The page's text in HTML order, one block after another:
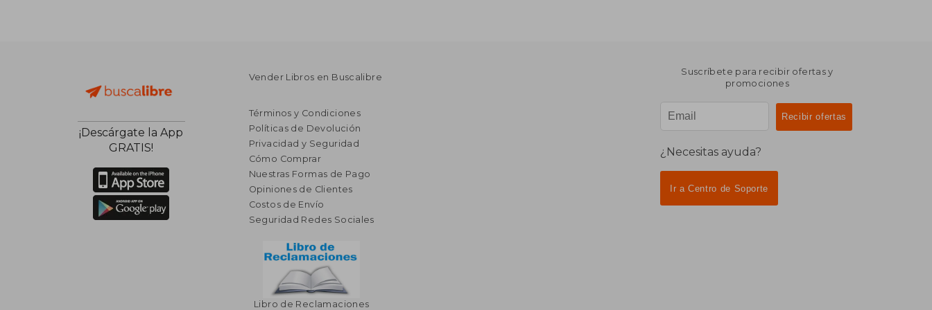
¡Descárgate la App
GRATIS!
Vender Libros en Buscalibre
Términos y Condiciones
Políticas de Devolución
Privacidad y Seguridad
Cómo Comprar
Nuestras Formas de Pago
Opiniones de Clientes
Costos de Envío
Seguridad Redes Sociales
Libro de Reclamaciones
Suscríbete para recibir ofertas y
promociones
¿Necesitas ayuda?
Ir a Centro de Soporte